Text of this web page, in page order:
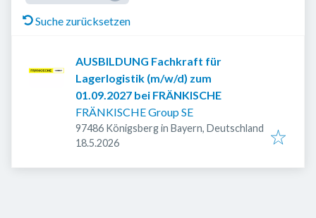
Suche zurücksetzen
AUSBILDUNG Fachkraft für
Lagerlogistik (m/w/d) zum
01.09.2027 bei FRÄNKISCHE
FRÄNKISCHE Group SE
97486 Königsberg in Bayern, Deutschland
Veröffentlicht
18.5.2026